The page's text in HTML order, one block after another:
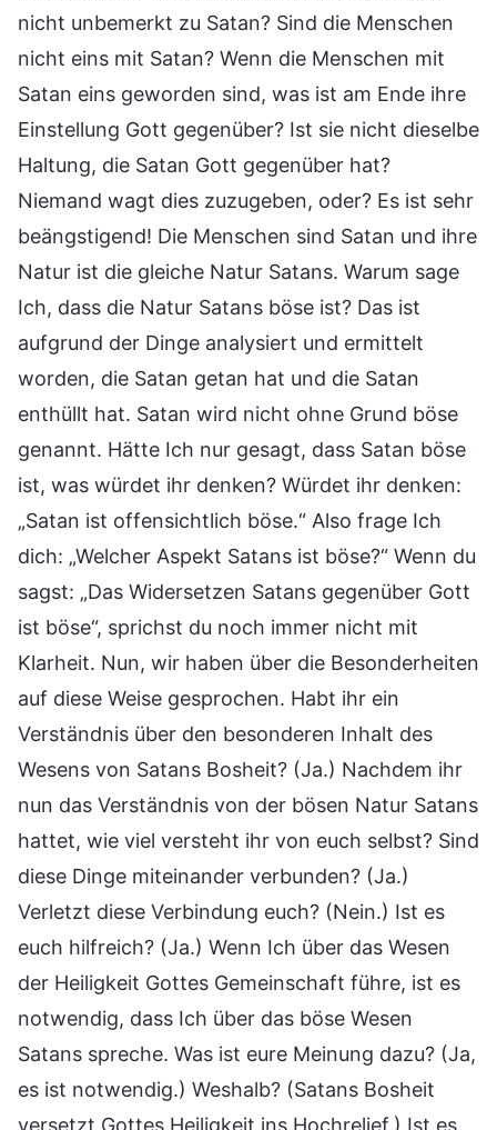
nicht unbemerkt zu Satan? Sind die Menschen
nicht eins mit Satan? Wenn die Menschen mit
Satan eins geworden sind, was ist am Ende ihre
Einstellung Gott gegenüber? Ist sie nicht dieselbe
Haltung, die Satan Gott gegenüber hat?
Niemand wagt dies zuzugeben, oder? Es ist sehr
beängstigend! Die Menschen sind Satan und ihre
Natur ist die gleiche Natur Satans. Warum sage
Ich, dass die Natur Satans böse ist? Das ist
aufgrund der Dinge analysiert und ermittelt
worden, die Satan getan hat und die Satan
enthüllt hat. Satan wird nicht ohne Grund böse
genannt. Hätte Ich nur gesagt, dass Satan böse
ist, was würdet ihr denken? Würdet ihr denken:
„Satan ist offensichtlich böse.“ Also frage Ich
dich: „Welcher Aspekt Satans ist böse?“ Wenn du
sagst: „Das Widersetzen Satans gegenüber Gott
ist böse“, sprichst du noch immer nicht mit
Klarheit. Nun, wir haben über die Besonderheiten
auf diese Weise gesprochen. Habt ihr ein
Verständnis über den besonderen Inhalt des
Wesens von Satans Bosheit? (Ja.) Nachdem ihr
nun das Verständnis von der bösen Natur Satans
hattet, wie viel versteht ihr von euch selbst? Sind
diese Dinge miteinander verbunden? (Ja.)
Verletzt diese Verbindung euch? (Nein.) Ist es
euch hilfreich? (Ja.) Wenn Ich über das Wesen
der Heiligkeit Gottes Gemeinschaft führe, ist es
notwendig, dass Ich über das böse Wesen
Satans spreche. Was ist eure Meinung dazu? (Ja,
es ist notwendig.) Weshalb? (Satans Bosheit
versetzt Gottes Heiligkeit ins Hochrelief.) Ist es